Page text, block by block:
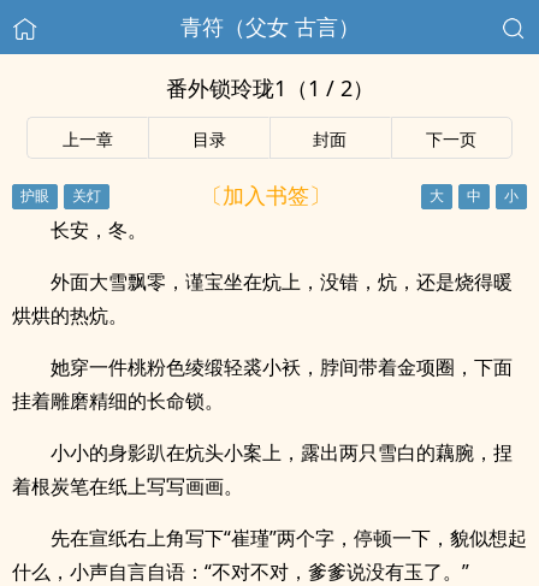
青符（父女 古言）
番外锁玲珑1（1 / 2）
上一章 目录 封面 下一页
〔加入书签〕
长安，冬。
外面大雪飘零，谨宝坐在炕上，没错，炕，还是烧得暖
烘烘的热炕。
她穿一件桃粉色绫缎轻裘小袄，脖间带着金项圈，下面
挂着雕磨精细的长命锁。
小小的身影趴在炕头小案上，露出两只雪白的藕腕，捏
着根炭笔在纸上写写画画。
先在宣纸右上角写下“崔瑾”两个字，停顿一下，貌似想起
什么，小声自言自语：“不对不对，爹爹说没有玉了。”